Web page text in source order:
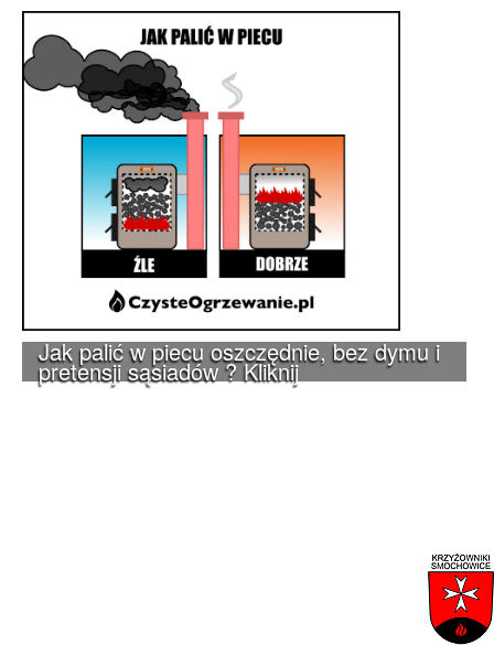
Jak palić w piecu oszczędnie, bez dymu i
pretensji sąsiadów ? Kliknij